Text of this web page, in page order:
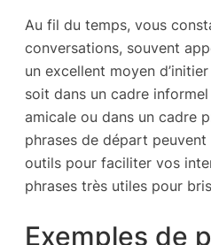
Au fil du temps, vous
conversations, souvent
un excellent moyen
soit dans un cadre informel
amicale ou dans un cadre
phrases de départ peuvent
outils pour faciliter vos
phrases très utiles pour
Exemples de